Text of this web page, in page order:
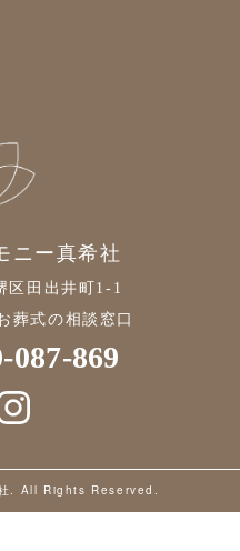
ニー真希社
区田出井町1-1
葬式の相談窓口
087-869
. All Rights Reserved.